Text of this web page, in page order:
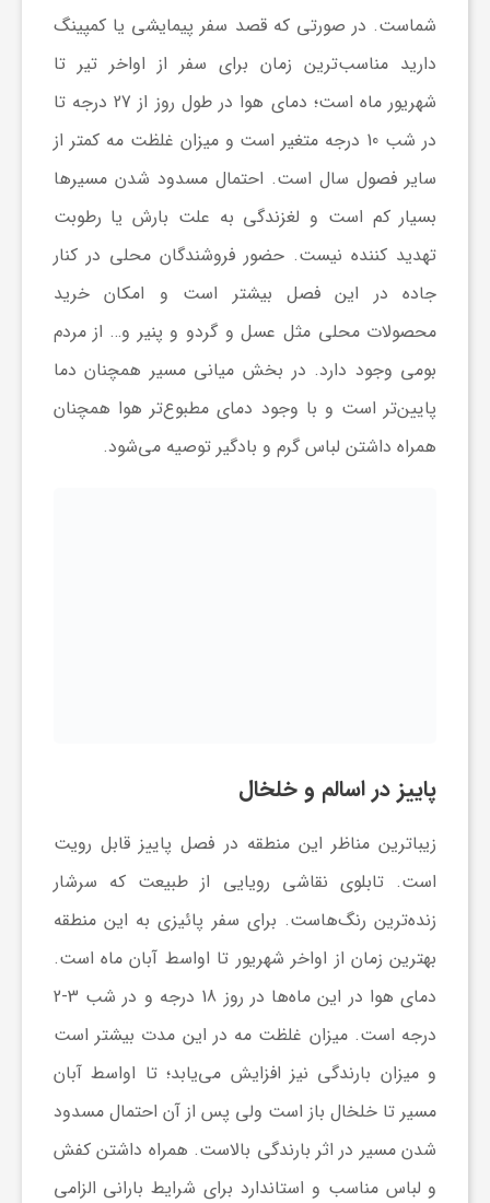
شماست. در صورتی که قصد سفر پیمایشی یا کمپینگ
دارید مناسب‌ترین زمان برای سفر از اواخر تیر تا
شهریور ماه است؛ دمای هوا در طول روز از 27 درجه تا
در شب 10 درجه متغیر است و میزان غلظت مه کمتر از
سایر فصول سال است. احتمال مسدود شدن مسیرها
بسیار کم است و لغزندگی به علت بارش یا رطوبت
تهدید کننده نیست. حضور فروشندگان محلی در کنار
جاده در این فصل بیشتر است و امکان خرید
محصولات محلی مثل عسل و گردو و پنیر و… از مردم
بومی وجود دارد. در بخش میانی مسیر همچنان دما
پایین‌تر است و با وجود دمای مطبوع‌تر هوا همچنان
همراه داشتن لباس گرم و بادگیر توصیه می‌شود.
پاییز در اسالم و خلخال
زیباترین مناظر این منطقه در فصل پاییز قابل رویت
است. تابلوی نقاشی رویایی از طبیعت که سرشار
زنده‌ترین رنگ‌هاست. برای سفر پائیزی به این منطقه
بهترین زمان از اواخر شهریور تا اواسط آبان ماه است.
دمای هوا در این ماه‌ها در روز 18 درجه و در شب 3-2
درجه است. میزان غلظت مه در این مدت بیشتر است
و میزان بارندگی نیز افزایش می‌یابد؛ تا اواسط آبان
مسیر تا خلخال باز است ولی پس از آن احتمال مسدود
شدن مسیر در اثر بارندگی بالاست. همراه داشتن کفش
و لباس مناسب و استاندارد برای شرایط بارانی الزامی